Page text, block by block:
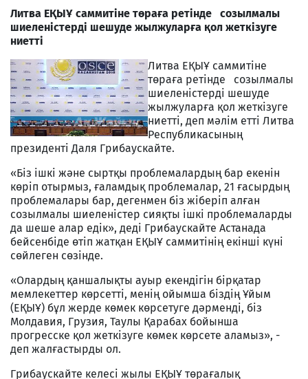
Литва ЕҚЫҰ саммитіне төраға ретінде cозылмалы
шиеленістерді шешуде жылжуларға қол жеткізуге
ниетті
Литва ЕҚЫҰ саммитіне
төраға ретінде cозылмалы
шиеленістерді шешуде
жылжуларға қол жеткізуге
ниетті, деп мәлім етті Литва
Республикасының
президенті Даля Грибаускайте.
«Біз ішкі және сыртқы проблемалардың бар екенін
көріп отырмыз, ғаламдық проблемалар, 21 ғасырдың
проблемалары бар, дегенмен біз жіберіп алған
созылмалы шиеленістер сияқты ішкі проблемаларды
да шеше алар едік», деді Грибаускайте Астанада
бейсенбіде өтіп жатқан ЕҚЫҰ саммитінің екінші күні
сөйлеген сөзінде.
«Олардың қаншалықты ауыр екендігін бірқатар
мемлекеттер көрсетті, менің ойымша біздің Ұйым
(ЕҚЫҰ) бұл жерде көмек көрсетуге дәрменді, біз
Молдавия, Грузия, Таулы Қарабах бойынша
прогресске қол жеткізуге көмек көрсете аламыз», -
деп жалғастырды ол.
Грибаускайте келесі жылы ЕҚЫҰ төрағалық